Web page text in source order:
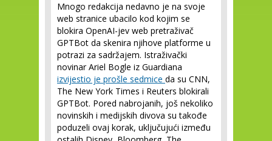
Mnogo redakcija nedavno je na svoje
web stranice ubacilo kod kojim se
blokira OpenAI-jev web pretraživač
GPTBot da skenira njihove platforme u
potrazi za sadržajem. Istraživački
novinar Ariel Bogle iz Guardiana
izvijestio je prošle sedmice da su CNN,
The New York Times i Reuters blokirali
GPTBot. Pored nabrojanih, još nekoliko
novinskih i medijskih divova su takođe
poduzeli ovaj korak, uključujući između